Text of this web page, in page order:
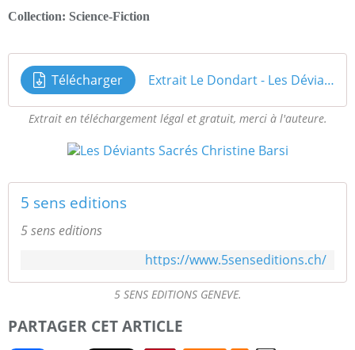
Collection: Science-Fiction
Télécharger Extrait Le Dondart - Les Déviants Sacrés T2 - Auteure Christine Barsi
Extrait en téléchargement légal et gratuit, merci à l'auteure.
5 sens editions
5 sens editions
https://www.5senseditions.ch/
5 SENS EDITIONS GENEVE.
PARTAGER CET ARTICLE